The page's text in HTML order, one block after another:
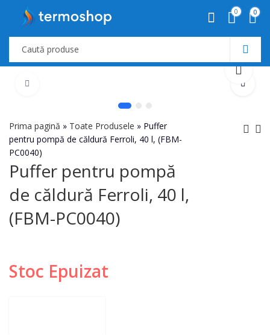
0 0
Prima pagină » Toate Produsele » Puffer
pentru pompă de căldură Ferroli, 40 l, (FBM-
PC0040)
Puffer pentru pompă
de căldură Ferroli, 40 l,
(FBM-PC0040)
(GCJO60EA
l, (FBM-PC0060)
Stoc Epuizat